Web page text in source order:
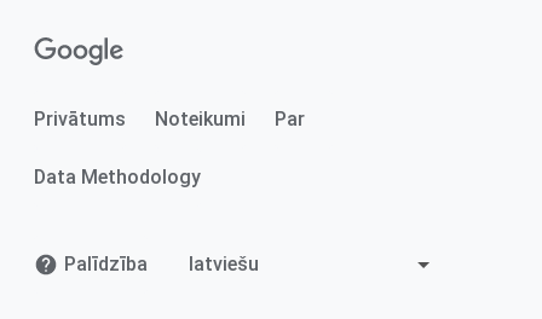
Privātums Noteikumi Par
Data Methodology
Palīdzība